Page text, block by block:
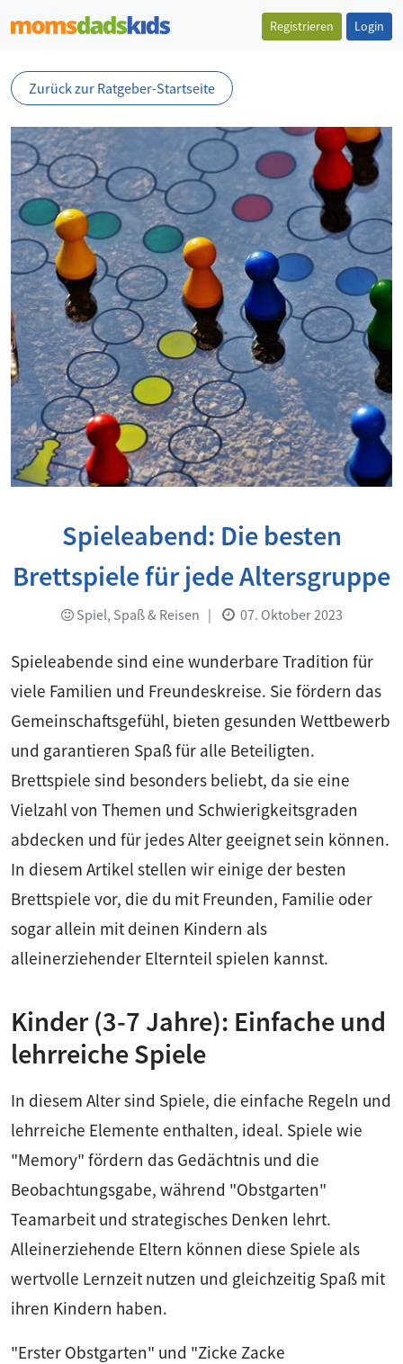
Registrieren Login
Zurück zur Ratgeber-Startseite
Spieleabend: Die besten
Brettspiele für jede Altersgruppe
Spiel, Spaß & Reisen | 07. Oktober 2023
Spieleabende sind eine wunderbare Tradition für
viele Familien und Freundeskreise. Sie fördern das
Gemeinschaftsgefühl, bieten gesunden Wettbewerb
und garantieren Spaß für alle Beteiligten.
Brettspiele sind besonders beliebt, da sie eine
Vielzahl von Themen und Schwierigkeitsgraden
abdecken und für jedes Alter geeignet sein können.
In diesem Artikel stellen wir einige der besten
Brettspiele vor, die du mit Freunden, Familie oder
sogar allein mit deinen Kindern als
alleinerziehender Elternteil spielen kannst.
Kinder (3-7 Jahre): Einfache und
lehrreiche Spiele
In diesem Alter sind Spiele, die einfache Regeln und
lehrreiche Elemente enthalten, ideal. Spiele wie
"Memory" fördern das Gedächtnis und die
Beobachtungsgabe, während "Obstgarten"
Teamarbeit und strategisches Denken lehrt.
Alleinerziehende Eltern können diese Spiele als
wertvolle Lernzeit nutzen und gleichzeitig Spaß mit
ihren Kindern haben.
"Erster Obstgarten" und "Zicke Zacke